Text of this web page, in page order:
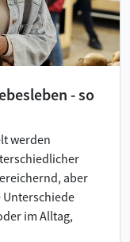
- so
werden
aber
im Alltag,